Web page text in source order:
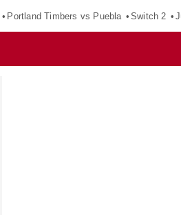
Portland Timbers vs Puebla Switch 2